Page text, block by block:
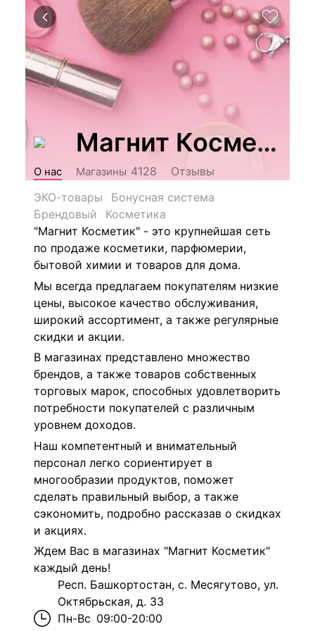
Магнит Косметик
О нас Магазины 4128
Отзывы
ЭКО-товары
Бонусная система
Брендовый
Косметика
"Магнит Косметик" - это крупнейшая сеть
по продаже косметики, парфюмерии,
бытовой химии и товаров для дома.
Мы всегда предлагаем покупателям низкие
цены, высокое качество обслуживания,
широкий ассортимент, а также регулярные
скидки и акции.
В магазинах представлено множество
брендов, а также товаров собственных
торговых марок, способных удовлетворить
потребности покупателей с различным
уровнем доходов.
Наш компетентный и внимательный
персонал легко сориентирует в
многообразии продуктов, поможет
сделать правильный выбор, а также
сэкономить, подробно рассказав о скидках
и акциях.
Ждем Вас в магазинах "Магнит Косметик"
каждый день!
Респ. Башкортостан, с. Месягутово, ул.
Октябрьская, д. 33
Пн-Вс 09:00-20:00